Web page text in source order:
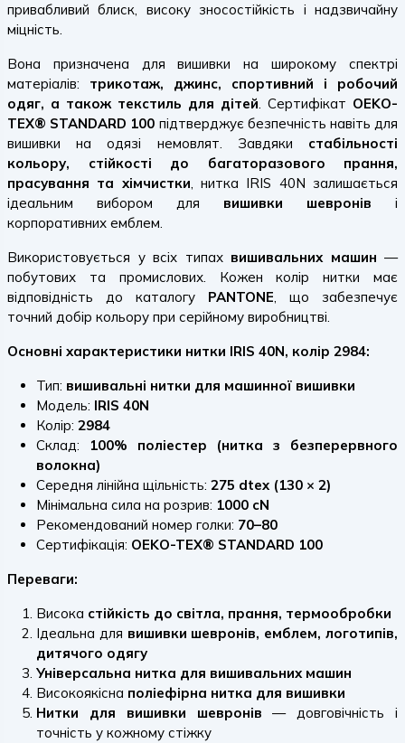
привабливий блиск, високу зносостійкість і надзвичайну
міцність.
Вона призначена для вишивки на широкому спектрі
матеріалів: трикотаж, джинс, спортивний і робочий
одяг, а також текстиль для дітей. Сертифікат OEKO-
TEX® STANDARD 100 підтверджує безпечність навіть для
вишивки на одязі немовлят. Завдяки стабільності
кольору, стійкості до багаторазового прання,
прасування та хімчистки, нитка IRIS 40N залишається
ідеальним вибором для вишивки шевронів і
корпоративних емблем.
Використовується у всіх типах вишивальних машин —
побутових та промислових. Кожен колір нитки має
відповідність до каталогу PANTONE, що забезпечує
точний добір кольору при серійному виробництві.
Основні характеристики нитки IRIS 40N, колір 2984:
Тип: вишивальні нитки для машинної вишивки
Модель: IRIS 40N
Колір: 2984
Склад:
100% поліестер (нитка з безперервного
волокна)
Середня лінійна щільність: 275 dtex (130 × 2)
Мінімальна сила на розрив: 1000 cN
Рекомендований номер голки: 70–80
Сертифікація: OEKO-TEX® STANDARD 100
Переваги:
Висока стійкість до світла, прання, термообробки
Ідеальна для вишивки шевронів, емблем, логотипів,
дитячого одягу
Універсальна нитка для вишивальних машин
Високоякісна поліефірна нитка для вишивки
Нитки для вишивки шевронів — довговічність і
точність у кожному стіжку